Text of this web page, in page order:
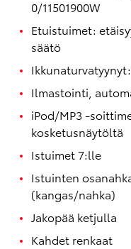
0/11501900W
Etuistuimet:
säätö
Ilmastointi,
iPod/MP3 -
kosketusnäytöltä
Istuimet 7:lle
Istuinten
(kangas/nahka)
Jakopää ketjulla
Kahdet renkaat